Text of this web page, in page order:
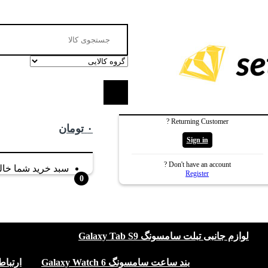
Search
Returning Customer ?
Sign in
Don't have an account ?
Register
0
۰ تومان
سبد خرید شما
لوازم جانبی تبلت سامسونگ Galaxy Tab S9
بند ساعت سامسونگ Galaxy Watch 6